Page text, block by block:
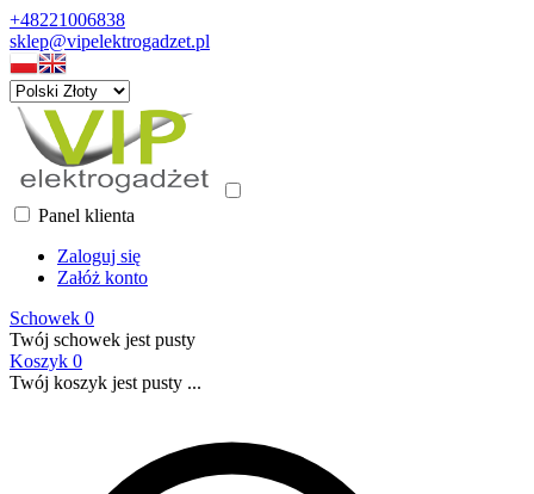
+48221006838
sklep@vipelektrogadzet.pl
Panel klienta
Zaloguj się
Załóż konto
Schowek 0
Twój schowek jest pusty
Koszyk 0
Twój koszyk jest pusty ...